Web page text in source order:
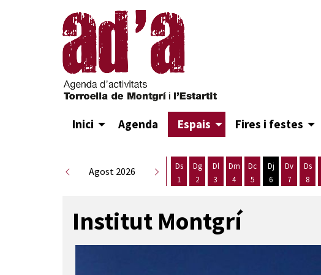
Inici Agenda Espais Fires i festes
Agost 2026
Ds
1
Dg
2
Dl
3
Dm
4
Dc
5
Dj
6
Dv
7
Ds
8
Institut Montgrí